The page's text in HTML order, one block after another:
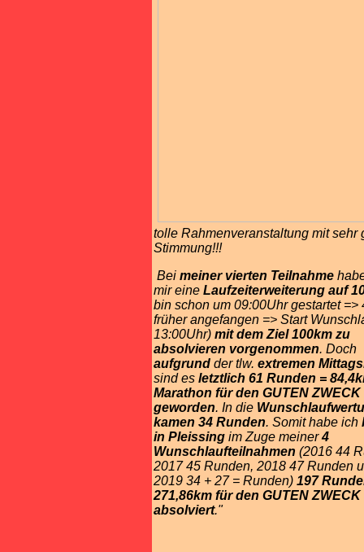
tolle Rahmenveranstaltung mit sehr
Stimmung!!!
Bei meiner vierten Teilnahme
mir eine Laufzeiterweiterung auf
bin schon um 09:00Uhr gestartet =>
früher angefangen => Start
13:00Uhr) mit dem Ziel 100km zu
absolvieren vorgenommen. Doch
aufgrund der tlw. extremen
sind es letztlich 61 Runden =
Marathon für den GUTEN ZWECK
geworden. In die
kamen 34 Runden. Somit habe ich
in Pleissing im Zuge meiner4
Wunschlaufteilnahmen (2016 44
2017 45 Runden, 2018 47 Runden
2019 34 + 27 = Runden) 197
271,86km für den GUTEN ZWECK
absolviert."